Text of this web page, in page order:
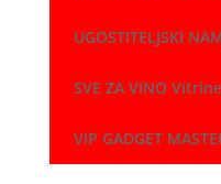
UGOSTITELJSKI
SVE ZA VINO
VIP GADGET